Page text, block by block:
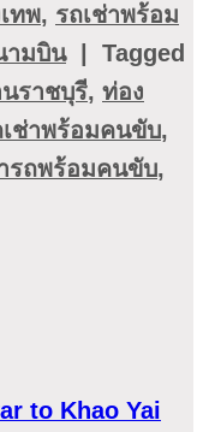
ทพ, รถเช่าพร้อม
ามบิน
Tagged
ราชบุรี, ท่อง
เช่าพร้อมคนขับ,
รถพร้อมคนขับ,
to Khao Yai